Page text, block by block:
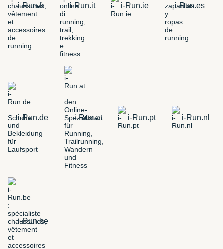
i-Run.fr i-Run.it i-Run.ie i-Run.es
i-Run.de i-Run.at i-Run.pt i-Run.nl
i-Run.be